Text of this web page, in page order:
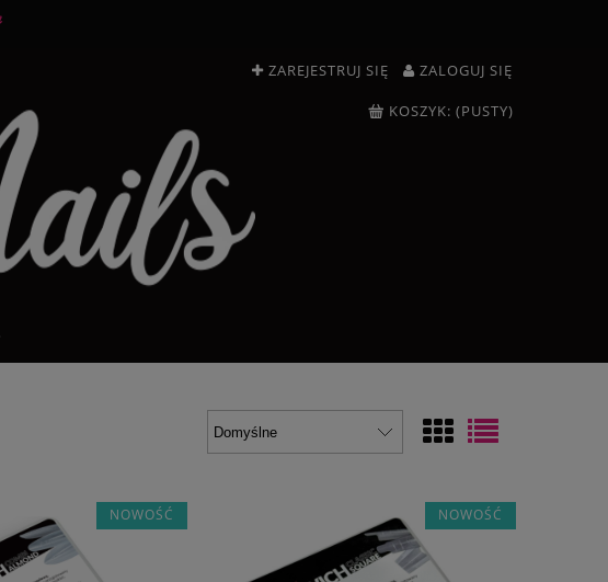
ZAREJESTRUJ SIĘ ZALOGUJ SIĘ
KOSZYK: (PUSTY)
NOWOŚĆ NOWOŚĆ